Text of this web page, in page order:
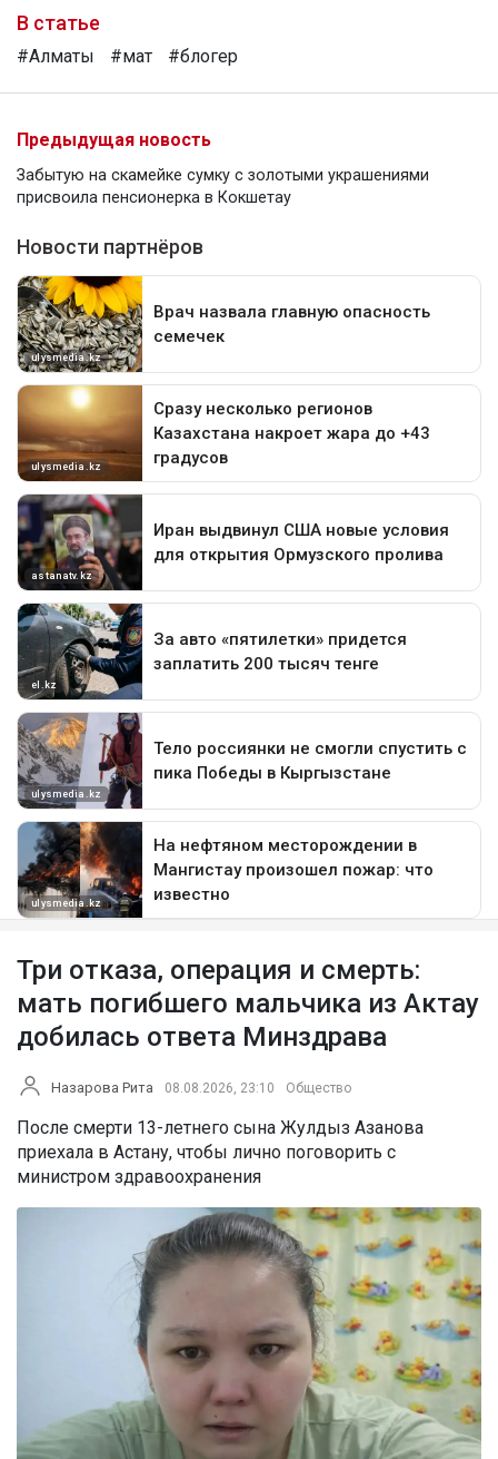
В статье
#Алматы #мат #блогер
Предыдущая новость
Забытую на скамейке сумку с золотыми украшениями
присвоила пенсионерка в Кокшетау
Три отказа, операция и смерть:
мать погибшего мальчика из Актау
добилась ответа Минздрава
Назарова Рита 08.08.2026, 23:10 Общество
После смерти 13-летнего сына Жулдыз Азанова
приехала в Астану, чтобы лично поговорить с
министром здравоохранения